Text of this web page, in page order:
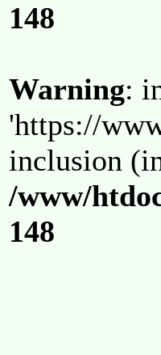
148
Warning:
'https://
inclusion
/www/
148